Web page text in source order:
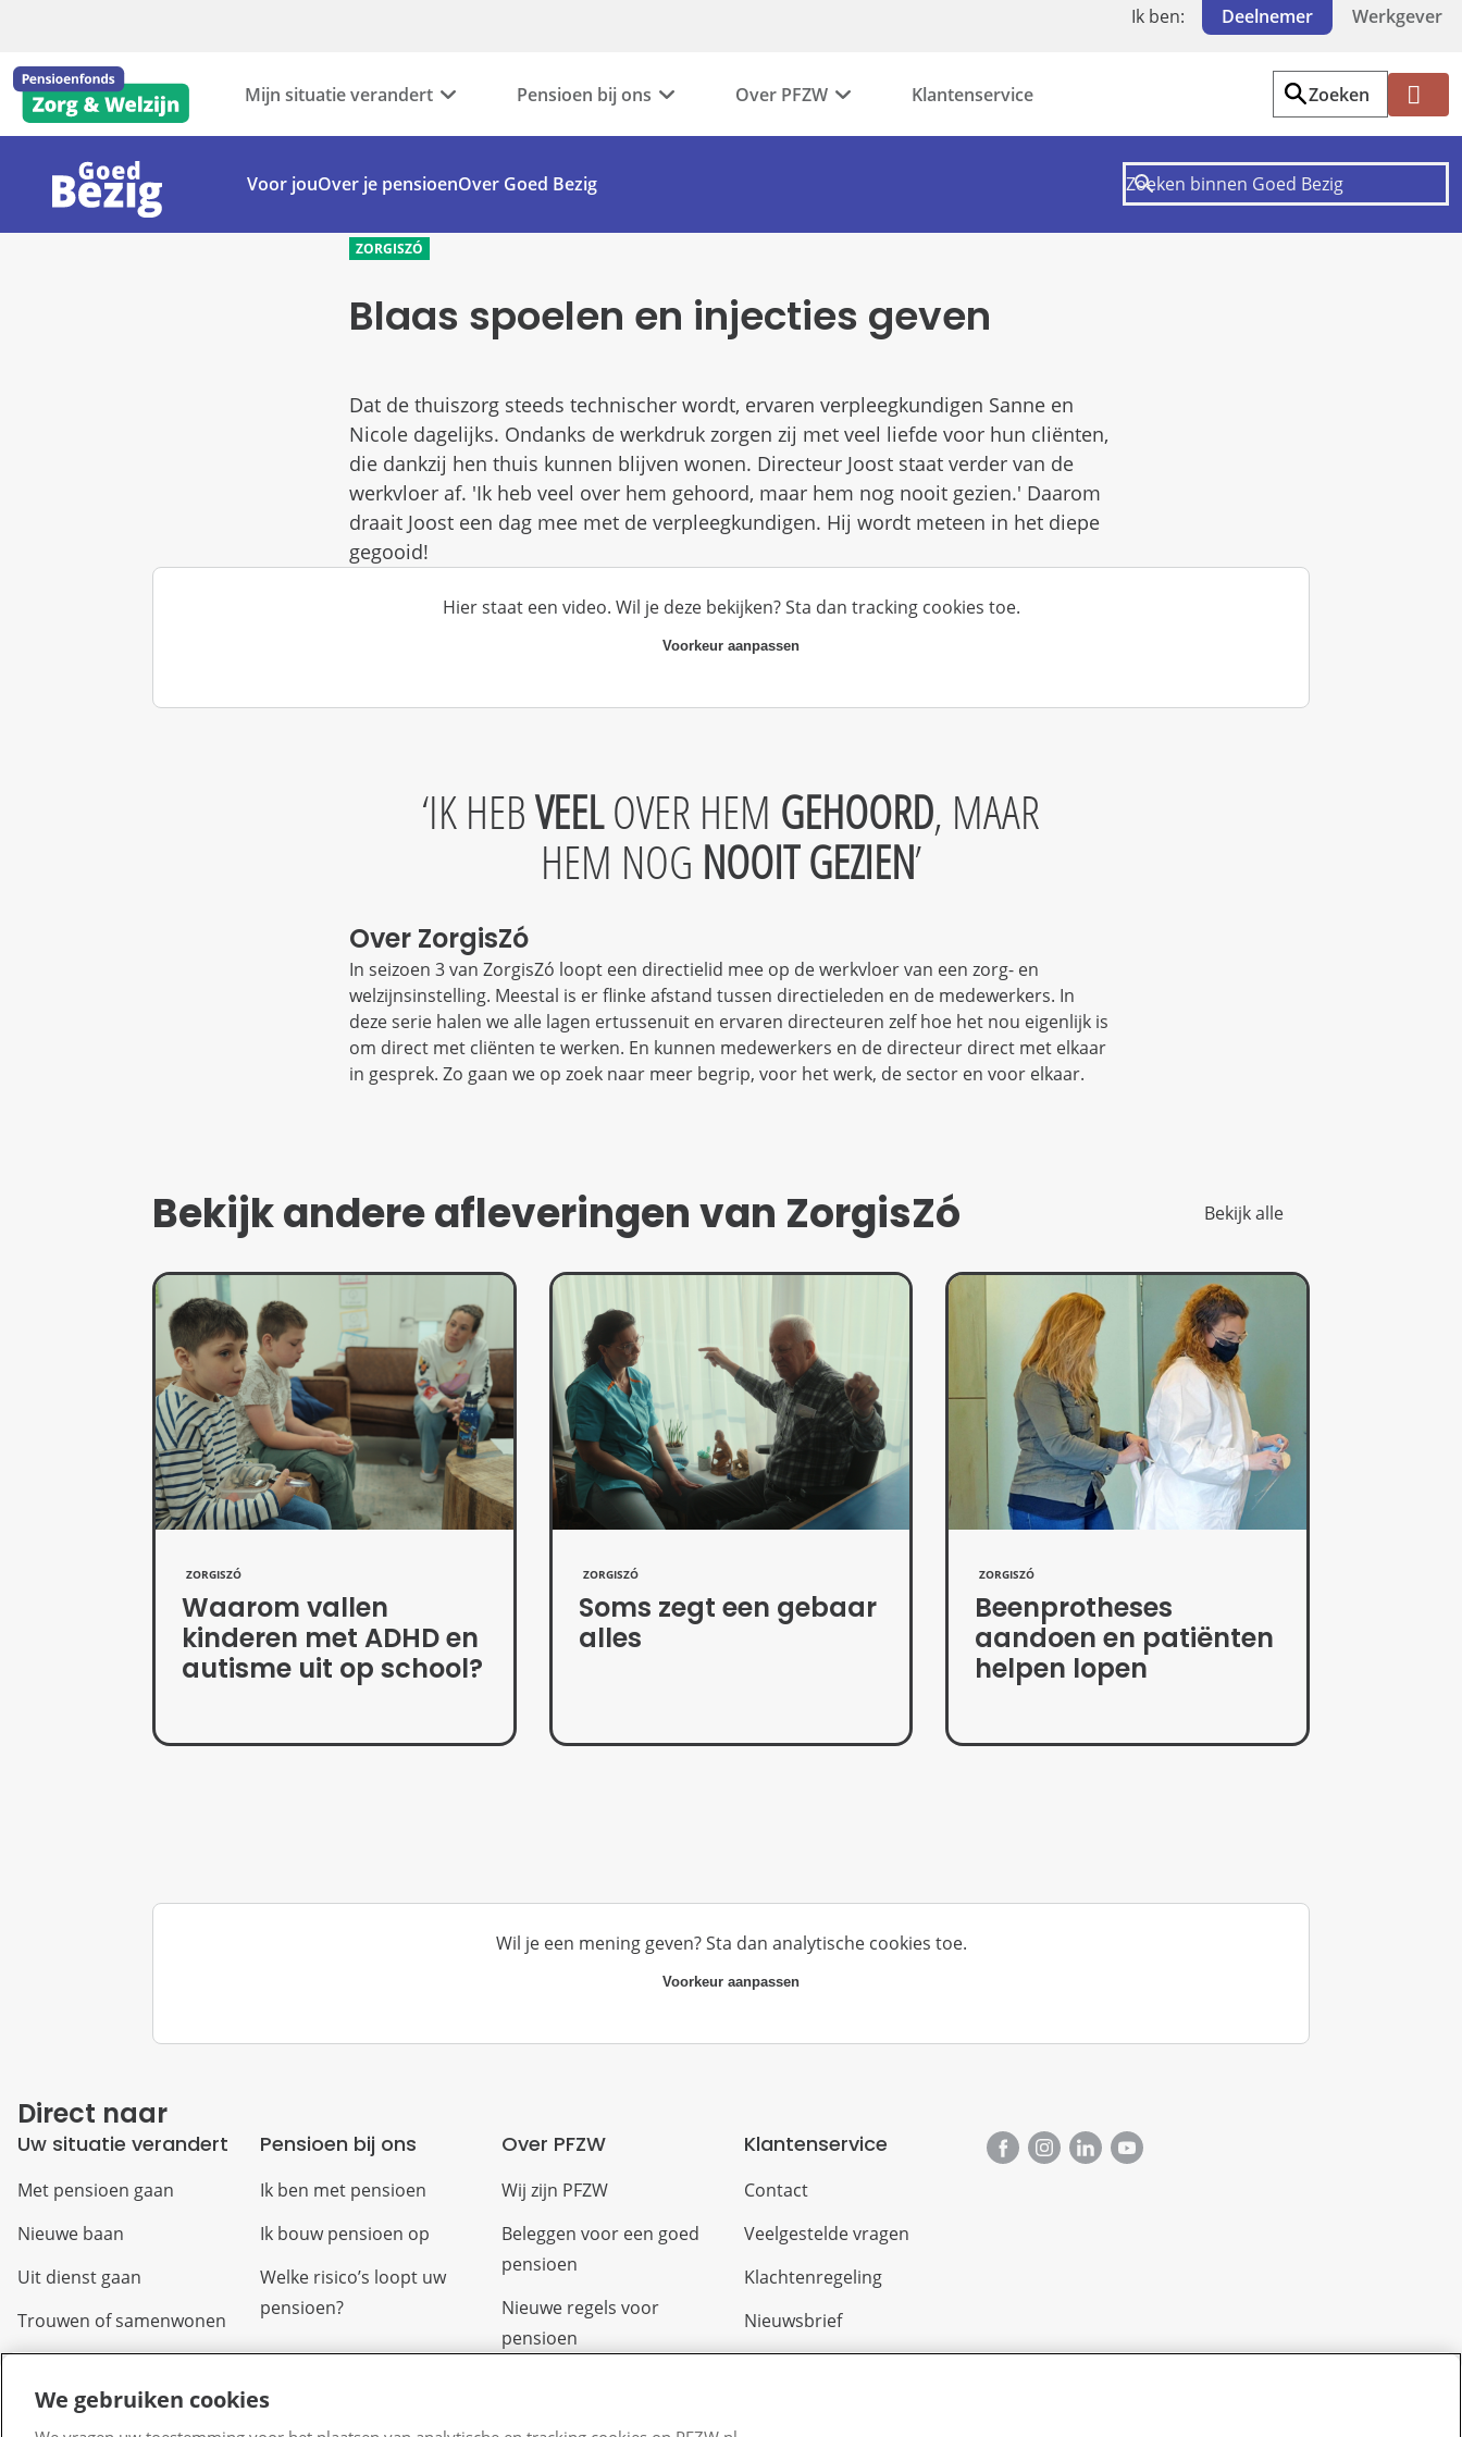
Ik ben: Deelnemer Werkgever
Mijn situatie verandert Pensioen bij ons Over PFZW Klantenservice
Zoeken
Mi
PF
Voor jouOver je pensioenOver Goed Bezig
ZORGISZÓ
Blaas spoelen en injecties geven
Dat de thuiszorg steeds technischer wordt, ervaren verpleegkundigen Sanne en
Nicole dagelijks. Ondanks de werkdruk zorgen zij met veel liefde voor hun cliënten,
die dankzij hen thuis kunnen blijven wonen. Directeur Joost staat verder van de
werkvloer af. 'Ik heb veel over hem gehoord, maar hem nog nooit gezien.' Daarom
draait Joost een dag mee met de verpleegkundigen. Hij wordt meteen in het diepe
gegooid!
Hier staat een video. Wil je deze bekijken? Sta dan tracking cookies toe.
Voorkeur aanpassen
IK HEBVEELOVER HEM GEHOORD, MAAR
HEM NOG NOOIT GEZIEN
Over ZorgisZó
In seizoen 3 van ZorgisZó loopt een directielid mee op de werkvloer van een zorg- en
welzijnsinstelling. Meestal is er flinke afstand tussen directieleden en de medewerkers. In
deze serie halen we alle lagen ertussenuit en ervaren directeuren zelf hoe het nou eigenlijk is
om direct met cliënten te werken. En kunnen medewerkers en de directeur direct met elkaar
in gesprek. Zo gaan we op zoek naar meer begrip, voor het werk, de sector en voor elkaar.
Bekijk andere afleveringen van ZorgisZó Bekijk alle
ZORGISZÓ
Waarom vallen
kinderen met ADHD en
autisme uit op school?
ZORGISZÓ
Soms zegt een gebaar
alles
ZORGISZÓ
Beenprotheses
aandoen en patiënten
helpen lopen
Wil je een mening geven? Sta dan analytische cookies toe.
Voorkeur aanpassen
Direct naar
Uw situatie verandert
Met pensioen gaan
Nieuwe baan
Uit dienst gaan
Trouwen of samenwonen
Overlijden
Pensioen bij ons
Ik ben met pensioen
Ik bouw pensioen op
Welke risico’s loopt uw
pensioen?
Over PFZW
Wij zijn PFZW
Beleggen voor een goed
pensioen
Nieuwe regels voor
pensioen
Nieuws
Klantenservice
Contact
Veelgestelde vragen
Klachtenregeling
Nieuwsbrief
We gebruiken cookies